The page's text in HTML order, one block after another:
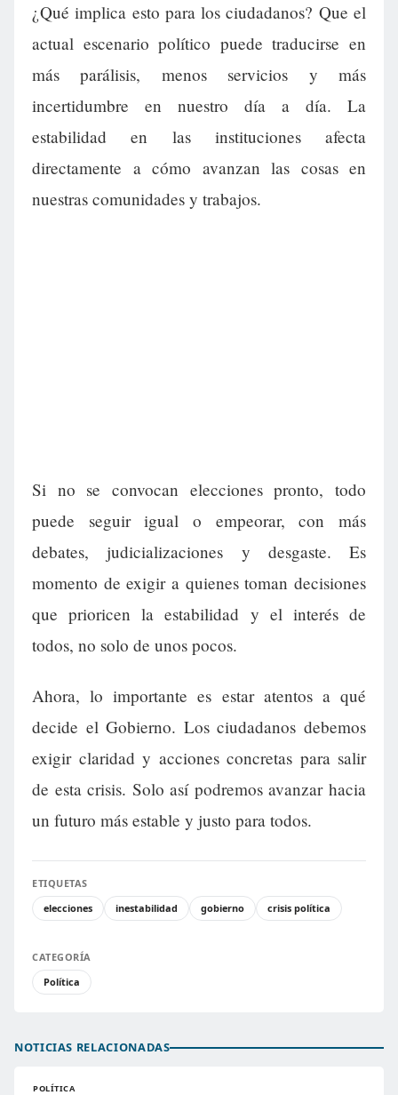
¿Qué implica esto para los ciudadanos? Que el
actual escenario político puede traducirse en
más parálisis, menos servicios y más
incertidumbre en nuestro día a día. La
estabilidad en las instituciones afecta
directamente a cómo avanzan las cosas en
nuestras comunidades y trabajos.
Si no se convocan elecciones pronto, todo
puede seguir igual o empeorar, con más
debates, judicializaciones y desgaste. Es
momento de exigir a quienes toman decisiones
que prioricen la estabilidad y el interés de
todos, no solo de unos pocos.
Ahora, lo importante es estar atentos a qué
decide el Gobierno. Los ciudadanos debemos
exigir claridad y acciones concretas para salir
de esta crisis. Solo así podremos avanzar hacia
un futuro más estable y justo para todos.
ETIQUETAS
elecciones
inestabilidad gobierno crisis política
CATEGORÍA
Política
NOTICIAS RELACIONADAS
POLÍTICA